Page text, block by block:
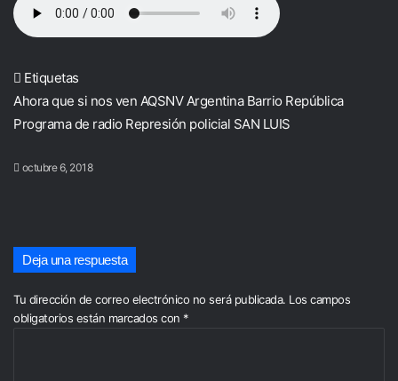
Etiquetas
Ahora que si nos ven AQSNV Argentina Barrio República
Programa de radio Represión policial SAN LUIS
octubre 6, 2018
Deja una respuesta
Tu dirección de correo electrónico no será publicada. Los campos
obligatorios están marcados con *